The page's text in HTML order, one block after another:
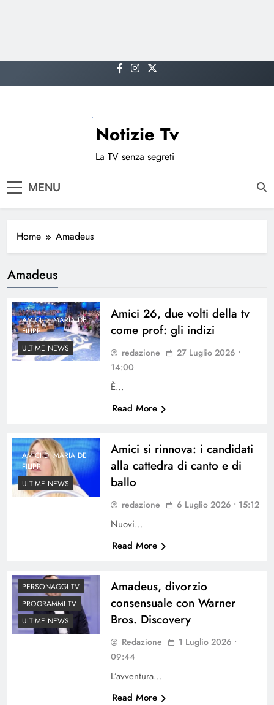
to
Notizie Tv
La TV senza segreti
MENU
Home Amadeus
Amadeus
AMICI DI MARIA DE
FILIPPI
ULTIME NEWS
Amici 26, due volti della tv
come prof: gli indizi
redazione
27 Luglio 2026 •
14:00
È…
Read More
AMICI DI MARIA DE
FILIPPI
ULTIME NEWS
Amici si rinnova: i candidati
alla cattedra di canto e di
ballo
redazione 6 Luglio 2026 • 15:12
Nuovi…
Read More
PERSONAGGI TV
PROGRAMMI TV
ULTIME NEWS
Amadeus, divorzio
consensuale con Warner
Bros. Discovery
Redazione
1 Luglio 2026 •
09:44
L’avventura…
Read More